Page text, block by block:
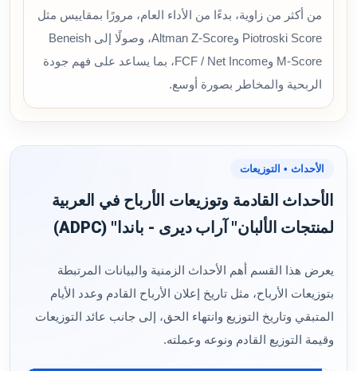
من أكثر من زاوية، بدءًا من الأداء العام، مرورًا بمقاييس مثل
Piotroski Score وAltman Z-Score، وصولًا إلى Beneish
M-Score وFCF / Net Income، بما يساعد على فهم جودة
الربحية والمخاطر بصورة أوسع.
الأحداث • التوزيعات
الأحداث القادمة وتوزيعات الأرباح في العربية
لمنتجات الألبان" آراب ديرى - باندا" (ADPC)
يعرض هذا القسم أهم الأحداث الزمنية والبيانات المرتبطة
بتوزيعات الأرباح، مثل تاريخ إعلان الأرباح القادم وعدد الأيام
المتبقي وتاريخ التوزيع وانتهاء الحق، إلى جانب عائد التوزيعات
وقيمة التوزيع القادم ونوعه وعملته.